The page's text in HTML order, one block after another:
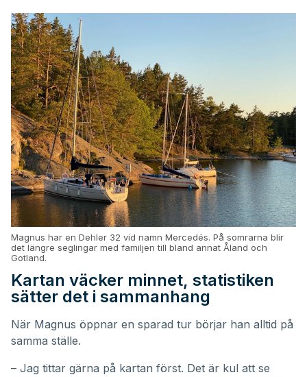
Magnus har en Dehler 32 vid namn Mercedés. På somrarna blir
det längre seglingar med familjen till bland annat Åland och
Gotland.
Kartan väcker minnet, statistiken
sätter det i sammanhang
När Magnus öppnar en sparad tur börjar han alltid på
samma ställe.
– Jag tittar gärna på kartan först. Det är kul att se